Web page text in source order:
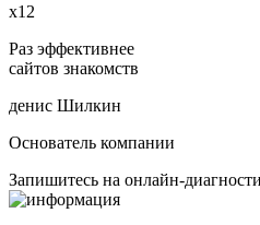
х12
Раз эффективнее
сайтов знакомств
денис Шилкин
Основатель компании
Запишитесь на онлайн-